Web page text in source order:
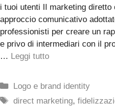
i tuoi utenti Il marketing
approccio comunicativo
professionisti per creare un
e privo di intermediari con il
… Leggi tutto
Categorie
Logo e brand identity
Tag
direct marketing,